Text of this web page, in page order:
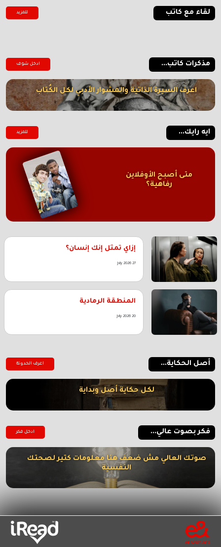
لقاء مع كاتب للمزيد
مذكرات كاتب... ادخل شوف
اعرف السيرة الذاتية والمشوار الأدبي لكل الكُتاب
ايه رايك... للمزيد
متى أصبح الأوفلاين
رفاهية؟
إزاي تمثل إنك إنسان؟
27 July 2026
المنطقة الرمادية
20 July 2026
أصل الحكاية... اعرف الحدوتة
لكل حكاية أصل وبداية
فكر بصوت عالي... ادخل فكر
صوتك العالي مش ضعف هنا معلومات كتير لصحتك
النفسية